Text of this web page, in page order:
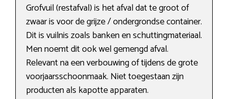
Grofvuil (restafval) is het afval dat te groot of
zwaar is voor de grijze / ondergrondse container.
Dit is vuilnis zoals banken en schuttingmateriaal.
Men noemt dit ook wel gemengd afval.
Relevant na een verbouwing of tijdens de grote
voorjaarsschoonmaak. Niet toegestaan zijn
producten als kapotte apparaten.